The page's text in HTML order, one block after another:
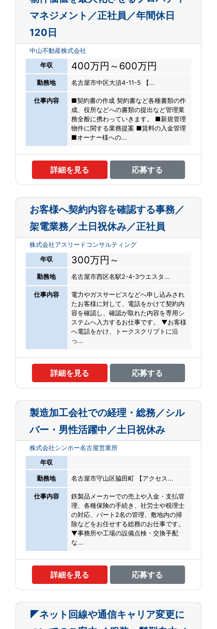
マネジメント／正社員／年間休日
120日
中山不動産株式会社
年収
400万円～600万円
勤務地 名古屋市中区大須4-11-5 【...
仕事内容
■契約書の作成 契約書など各種書類の作
成、役所などへの書類の提出など管理業
務全般に携わっていきます。 ■新規管理
物件に関する業務提案 ■賃料の入金管理
■オーナー様への...
詳細を見る 応募する
お客様へ契約内容を確認する事務／
架電業務／土日祝休み／正社員
株式会社アスリードコンサルティング
年収
300万円～
勤務地 名古屋市西区名駅2-4-3ウエスタ...
仕事内容
電力やガスサービスなどへ申し込みされ
たお客様に対して、電話をかけて契約内
容を確認し、確認が取れた内容を専用シ
ステムへ入力するお仕事です。 ▼お客様
へ電話をかけ、トークスクリプトに沿
っ...
詳細を見る 応募する
製造加工会社での経理・総務／シル
バー・男性活躍中／土日祝休み
株式会社シンホー名古屋営業所
年収
勤務地 名古屋市守山区脇田町 【アクセス...
仕事内容
鉄製品メーカーでの売上や入金・支払管
理、各種保険の手続き、社労士や税理士
の対応、パート2名の管理、敷地内の掃
除などをお任せする総務のお仕事です。
▼事務所や工場の設備点検・交換手配
な...
詳細を見る 応募する
◤ネット回線や通信キャリア変更に